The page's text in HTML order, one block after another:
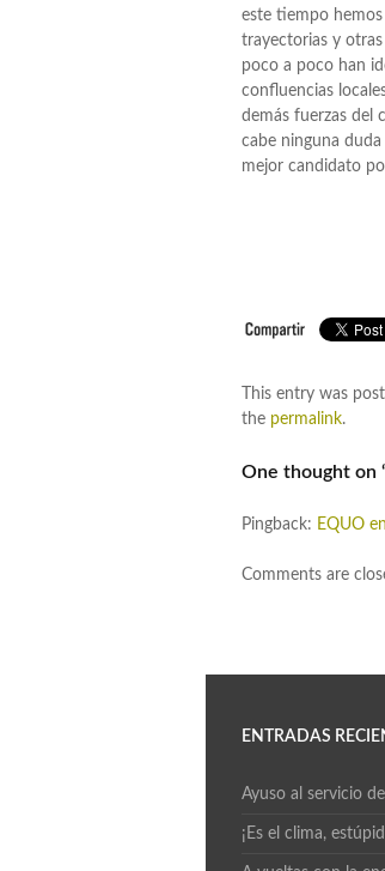
este tiempo
trayectorias y
poco a poco han
confluencias
demás fuerzas del
cabe ninguna
mejor candidato
This entry was
the permalink.
One thought on
Pingback: EQUO
Comments are
ENTRADAS
Ayuso al servicio
¡Es el clima,